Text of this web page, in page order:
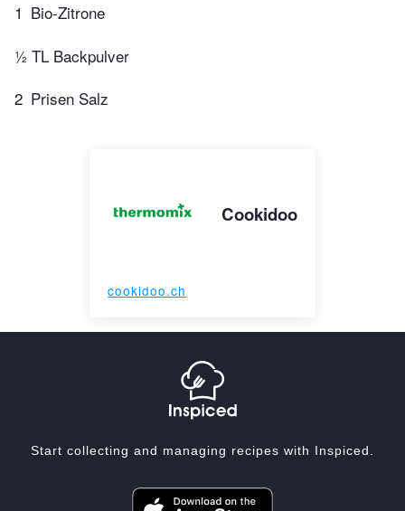
1 Bio-Zitrone
½ TL Backpulver
2 Prisen Salz
Cookidoo
cookidoo.ch
Start collecting and managing recipes with Inspiced.